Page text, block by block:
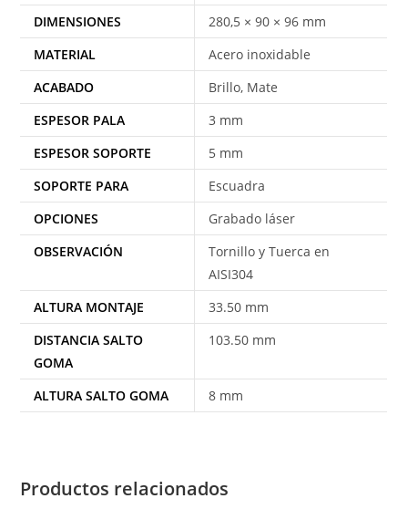
DIMENSIONES
280,5 × 90 × 96 mm
MATERIAL
Acero inoxidable
ACABADO
Brillo, Mate
ESPESOR PALA
3 mm
ESPESOR SOPORTE
5 mm
SOPORTE PARA
Escuadra
OPCIONES
Grabado láser
OBSERVACIÓN
Tornillo y Tuerca en
AISI304
ALTURA MONTAJE
33.50 mm
DISTANCIA SALTO
GOMA
103.50 mm
ALTURA SALTO GOMA 8 mm
Productos relacionados